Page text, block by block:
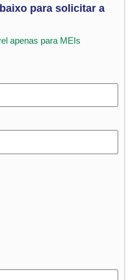
para solicitar a
apenas para MEIs